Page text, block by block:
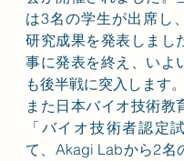
は3名の学生が出席し
研究成果を発表しまし
事に発表を終え、いよ
も後半戦に突入します。
また日本バイオ技術教
「バイオ技術者認定
て、Akagi Labから2名